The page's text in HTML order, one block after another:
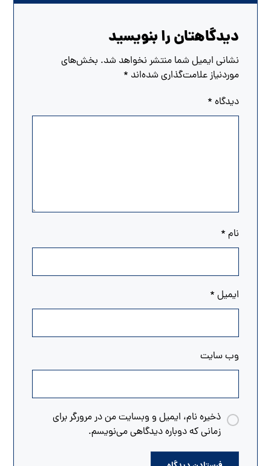
دیدگاهتان را بنویسید
نشانی ایمیل شما منتشر نخواهد شد. بخش‌های
موردنیاز علامت‌گذاری شده‌اند *
دیدگاه *
نام *
ایمیل *
وب‌ سایت
ذخیره نام، ایمیل و وبسایت من در مرورگر برای
زمانی که دوباره دیدگاهی می‌نویسم.